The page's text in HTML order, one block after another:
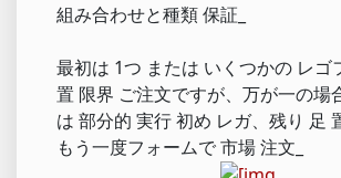
組み合わせと種類 保証_
最初は 1つ または いくつかの レゴ
置 限界 ご注文ですが、万が一の場
は 部分的 実行 初め レガ、残り 足
もう一度フォームで 市場 注文_